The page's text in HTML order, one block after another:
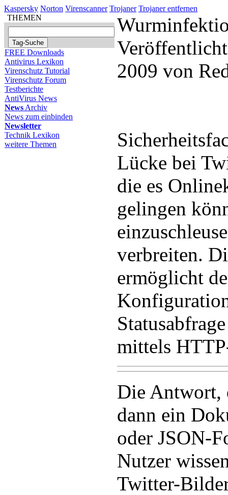
Kaspersky Norton Virenscanner Trojaner Trojaner entfernen
THEMEN
FREE Downloads
Antivirus Lexikon
Virenschutz Tutorial
Virenschutz Forum
Testberichte
AntiVirus News
News Archiv
News zum einbinden
Newsletter
Technik Lexikon
weitere Themen
2009 von
Lücke bei
die es
gelingen
verbreiten.
ermöglicht
mittels
Die Antwort,
dann ein
oder JSON-
Nutzer
Twitter-